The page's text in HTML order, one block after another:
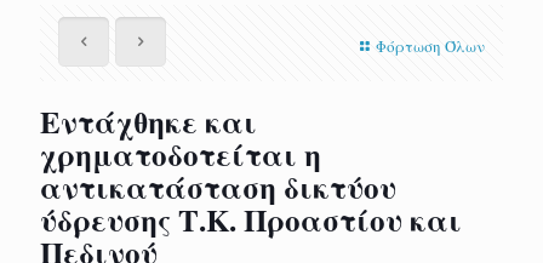
Φόρτωση Όλων
Εντάχθηκε και
χρηματοδοτείται η
αντικατάσταση δικτύου
ύδρευσης Τ.Κ. Προαστίου και
Πεδινού